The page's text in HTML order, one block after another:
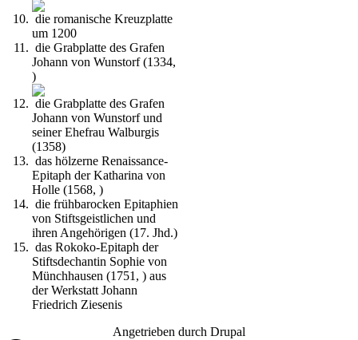
die romanische Kreuzplatte
um 1200
die Grabplatte des Grafen
Johann von Wunstorf (1334,
)
die Grabplatte des Grafen
Johann von Wunstorf und
seiner Ehefrau Walburgis
(1358)
das hölzerne Renaissance-
Epitaph der Katharina von
Holle (1568, )
die frühbarocken Epitaphien
von Stiftsgeistlichen und
ihren Angehörigen (17. Jhd.)
das Rokoko-Epitaph der
Stiftsdechantin Sophie von
Münchhausen (1751, ) aus
der Werkstatt Johann
Friedrich Ziesenis
Angetrieben durch Drupal